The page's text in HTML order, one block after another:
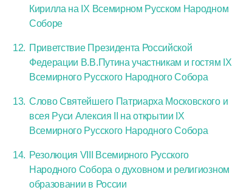
Кирилла на IX Всемирном Русском Народном
Соборе
Приветствие Президента Российской
Федерации В.В.Путина участникам и гостям IX
Всемирного Русского Народного Собора
Слово Святейшего Патриарха Московского и
всея Руси Алексия II на открытии IX
Всемирного Русского Народного Собора
Резолюция VIII Всемирного Русского
Народного Собора о духовном и религиозном
образовании в России